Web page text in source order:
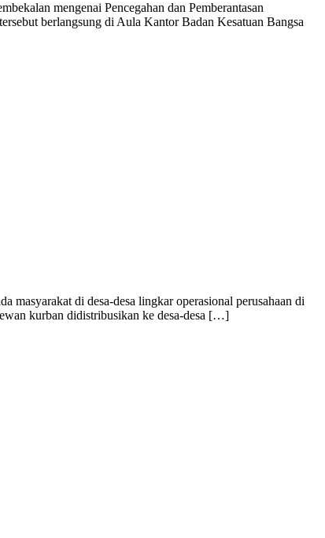
mengenai Pencegahan dan Pemberantasan
berlangsung di Aula Kantor Badan Kesatuan Bangsa
di desa-desa lingkar operasional perusahaan di
kurban didistribusikan ke desa-desa […]